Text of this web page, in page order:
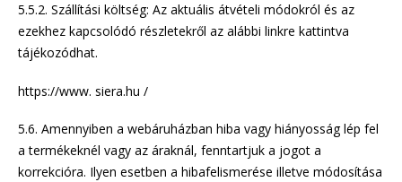
5.5.2. Szállítási költség: Az aktuális átvételi módokról és az
ezekhez kapcsolódó részletekről az alábbi linkre kattintva
tájékozódhat.
https://www. siera.hu /
5.6. Amennyiben a webáruházban hiba vagy hiányosság lép fel
a termékeknél vagy az áraknál, fenntartjuk a jogot a
korrekcióra. Ilyen esetben a hibafelismerése illetve módosítása